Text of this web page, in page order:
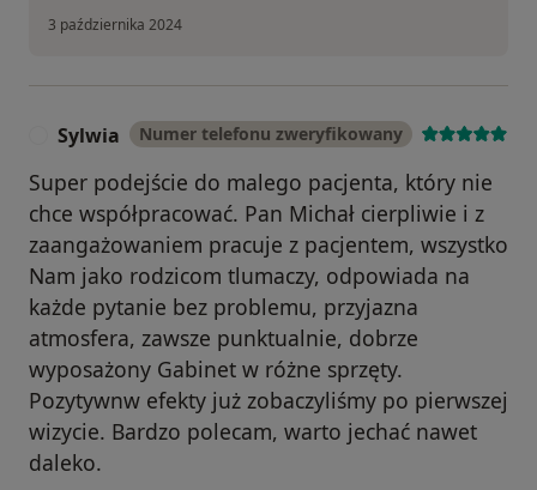
3 października 2024
Sylwia Numer telefonu zweryfikowany
Super podejście do malego pacjenta, który nie
chce współpracować. Pan Michał cierpliwie i z
zaangażowaniem pracuje z pacjentem, wszystko
Nam jako rodzicom tlumaczy, odpowiada na
każde pytanie bez problemu, przyjazna
atmosfera, zawsze punktualnie, dobrze
wyposażony Gabinet w różne sprzęty.
Pozytywnw efekty już zobaczyliśmy po pierwszej
wizycie. Bardzo polecam, warto jechać nawet
daleko.